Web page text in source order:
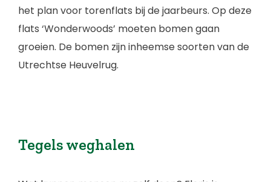
het plan voor torenflats bij de jaarbeurs. Op deze
flats ‘Wonderwoods’ moeten bomen gaan
groeien. De bomen zijn inheemse soorten van de
Utrechtse Heuvelrug.
Tegels weghalen